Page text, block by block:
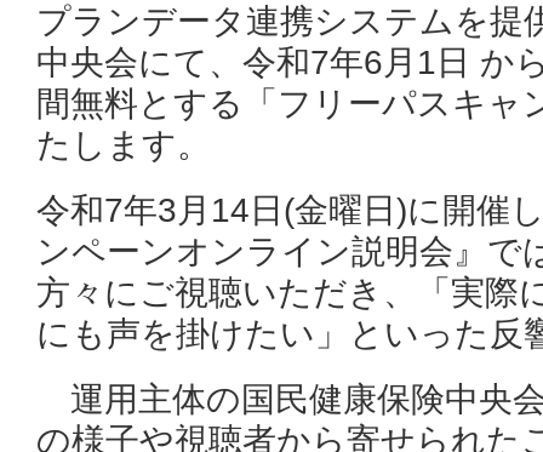
プランデータ連携システムを提
中央会にて、令和7年6月1日 か
間無料とする「フリーパスキャ
たします。
令和7年3月14日(金曜日)に開催
ンペーンオンライン説明会』で
方々にご視聴いただき、「実際
にも声を掛けたい」といった反
運用主体の国民健康保険中央
の様子や視聴者から寄せられた